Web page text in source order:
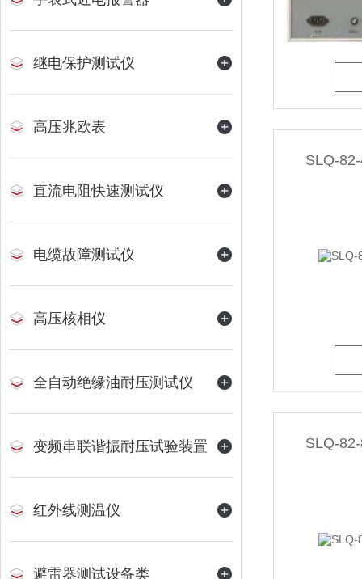
继电保护测试仪
高压兆欧表
直流电阻快速测试仪
电缆故障测试仪
高压核相仪
全自动绝缘油耐压测试仪
变频串联谐振耐压试验装置
红外线测温仪
避雷器测试设备类
SLQ-
SLQ-